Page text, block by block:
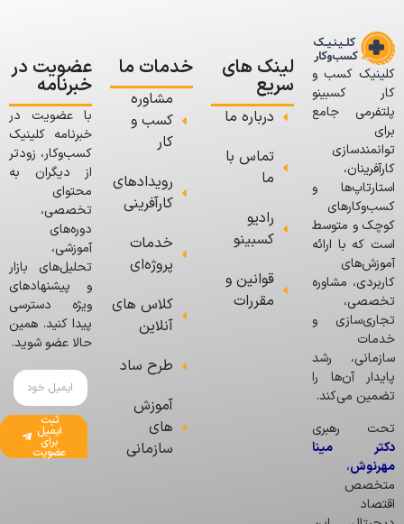
کلینیک کسب و
کار کسبینو
پلتفرمی جامع
برای
توانمندسازی
کارآفرینان،
استارتاپ‌ها و
کسب‌وکارهای
کوچک و متوسط
است که با ارائه
آموزش‌های
کاربردی، مشاوره
تخصصی،
تجاری‌سازی و
خدمات
سازمانی، رشد
پایدار آن‌ها را
تضمین می‌کند.
تحت رهبری
دکتر مینا
مهرنوش،
متخصص
اقتصاد
لینک های
سریع
درباره ما
تماس با
ما
رادیو
کسبینو
قوانین و
مقررات
خدمات ما
مشاوره
کسب و
کار
رویدادهای
کارآفرینی
خدمات
پروژه‌ای
کلاس های
آنلاین
طرح ساد
آموزش
های
سازمانی
عضویت در
خبرنامه
با عضویت در
خبرنامه کلینیک
کسب‌وکار، زودتر
از دیگران به
محتوای
تخصصی،
دوره‌های
آموزشی،
تحلیل‌های بازار
و پیشنهادهای
ویژه دسترسی
پیدا کنید. همین
حالا عضو شوید.
ثبت
ایمیل
برای
عضویت